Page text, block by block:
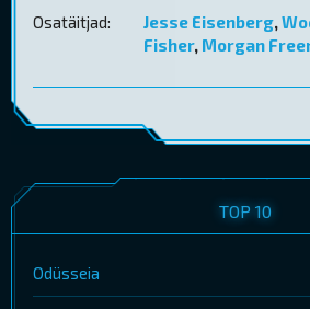
Osatäitjad:
Jesse Eisenberg,
Fisher, Morgan
TOP 10
Odüsseia